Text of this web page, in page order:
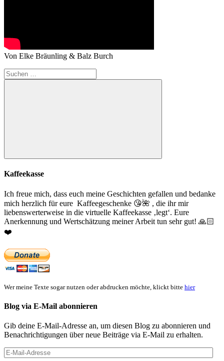
Von Elke Bräunling & Balz Burch
Suchen
nach:
Suchen
Kaffeekasse
Ich freue mich, dass euch meine Geschichten gefallen und bedanke
mich herzlich für eure Kaffeegeschenke 😘🌺 , die ihr mir
liebenswerterweise in die virtuelle Kaffeekasse ‚legt‘. Eure
Anerkennung und Wertschätzung meiner Arbeit tun sehr gut! 🙏🏻
❤️
Wer meine Texte sogar nutzen oder abdrucken möchte, klickt bitte hier
Blog via E-Mail abonnieren
Gib deine E-Mail-Adresse an, um diesen Blog zu abonnieren und
Benachrichtigungen über neue Beiträge via E-Mail zu erhalten.
E-